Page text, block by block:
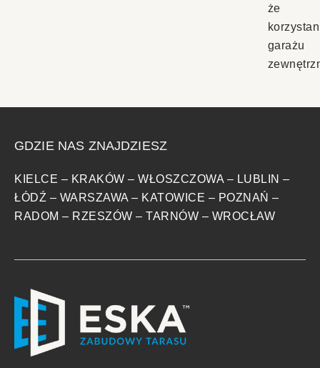
że
garażu
GDZIE NAS ZNAJDZIESZ
KIELCE – KRAKÓW – WŁOSZCZOWA – LUBLIN –
ŁÓDŹ – WARSZAWA – KATOWICE – POZNAŃ –
RADOM – RZESZÓW – TARNÓW – WROCŁAW